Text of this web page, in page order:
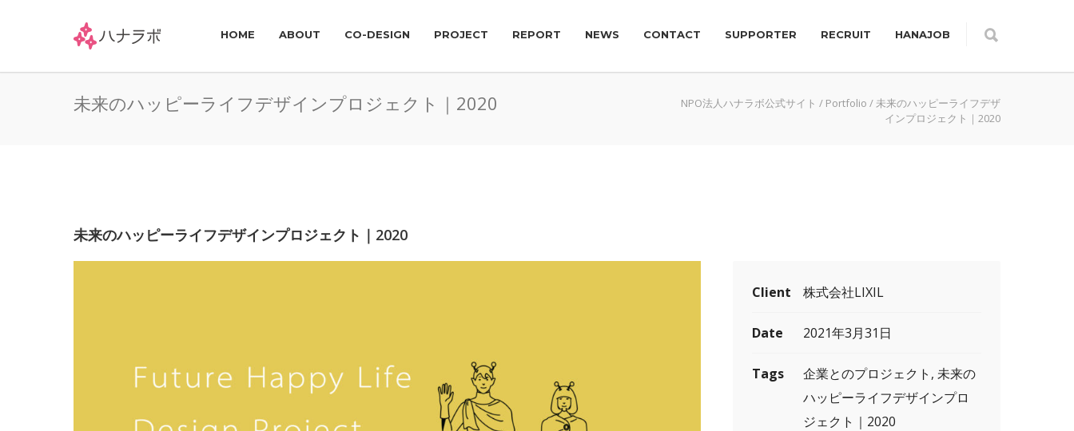
HOME ABOUT CO-DESIGN PROJECT REPORT NEWS CONTACT SUPPORTER RECRUIT HANAJOB
未来のハッピーライフデザインプロジェクト｜2020 NPO法人ハナラボ公式サイト / Portfolio /未来のハッピーライフデザ
インプロジェクト｜2020
未来のハッピーライフデザインプロジェクト｜2020
Client 株式会社LIXIL
Date 2021年3月31日
Tags
企業とのプロジェクト, 未来の
ハッピーライフデザインプロ
ジェクト｜2020